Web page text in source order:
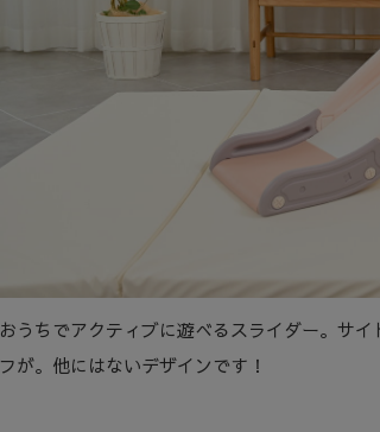
おうちでアクティブに遊べるスライダー。サ
フが。他にはないデザインです！